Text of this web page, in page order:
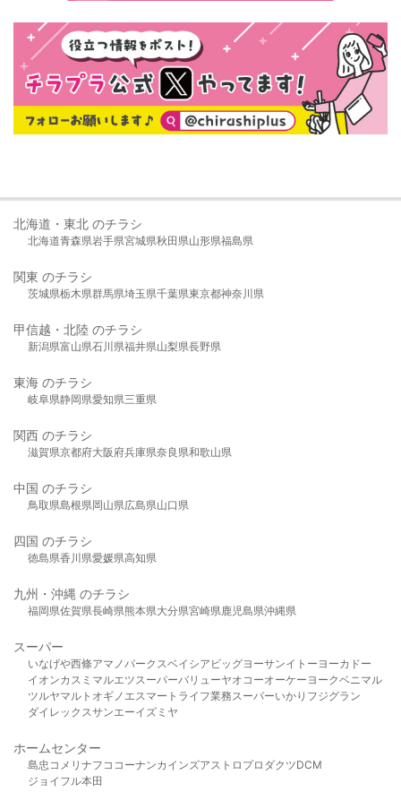
北海道・東北 のチラシ
北海道青森県岩手県宮城県秋田県山形県福島県
関東 のチラシ
茨城県栃木県群馬県埼玉県千葉県東京都神奈川県
甲信越・北陸 のチラシ
新潟県富山県石川県福井県山梨県長野県
東海 のチラシ
岐阜県静岡県愛知県三重県
関西 のチラシ
滋賀県京都府大阪府兵庫県奈良県和歌山県
中国 のチラシ
鳥取県島根県岡山県広島県山口県
四国 のチラシ
徳島県香川県愛媛県高知県
九州・沖縄 のチラシ
福岡県佐賀県長崎県熊本県大分県宮崎県鹿児島県沖縄県
スーパー
いなげや西條アマノパークスベイシア ビッグヨーサンイトーヨーカドー
イオンカスミ マルエツスーパーバリューヤオコーオーケー ヨークベニマル
ツルヤマルト オギノ エスマート ライフ業務スーパーいかり フジグラン
ダイレックスサンエーイズミヤ
ホームセンター
島忠 コメリ ナフコ コーナンカインズアストロプロダクツDCM
ジョイフル本田